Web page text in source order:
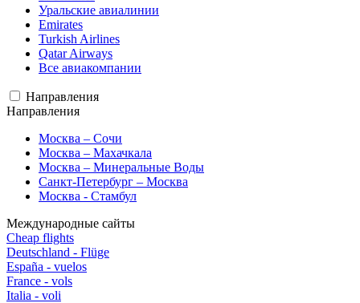
Уральские авиалинии
Emirates
Turkish Airlines
Qatar Airways
Все авиакомпании
Направления
Направления
Москва – Сочи
Москва – Махачкала
Москва – Минеральные Воды
Санкт-Петербург – Москва
Москва - Стамбул
Международные сайты
Cheap flights
Deutschland - Flüge
España - vuelos
France - vols
Italia - voli